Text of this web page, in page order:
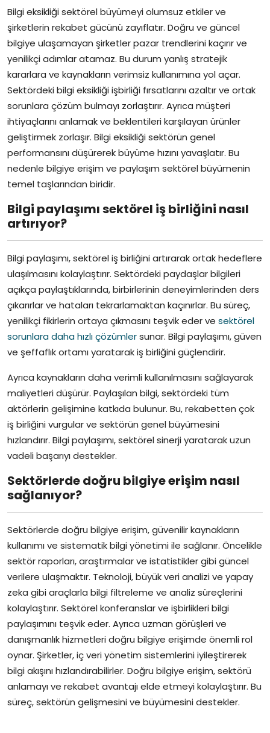
Bilgi eksikliği sektörel büyümeyi olumsuz etkiler ve
şirketlerin rekabet gücünü zayıflatır. Doğru ve güncel
bilgiye ulaşamayan şirketler pazar trendlerini kaçırır ve
yenilikçi adımlar atamaz. Bu durum yanlış stratejik
kararlara ve kaynakların verimsiz kullanımına yol açar.
Sektördeki bilgi eksikliği işbirliği fırsatlarını azaltır ve ortak
sorunlara çözüm bulmayı zorlaştırır. Ayrıca müşteri
ihtiyaçlarını anlamak ve beklentileri karşılayan ürünler
geliştirmek zorlaşır. Bilgi eksikliği sektörün genel
performansını düşürerek büyüme hızını yavaşlatır. Bu
nedenle bilgiye erişim ve paylaşım sektörel büyümenin
temel taşlarından biridir.
Bilgi paylaşımı sektörel iş birliğini nasıl
artırıyor?
Bilgi paylaşımı, sektörel iş birliğini artırarak ortak hedeflere
ulaşılmasını kolaylaştırır. Sektördeki paydaşlar bilgileri
açıkça paylaştıklarında, birbirlerinin deneyimlerinden ders
çıkarırlar ve hataları tekrarlamaktan kaçınırlar. Bu süreç,
yenilikçi fikirlerin ortaya çıkmasını teşvik eder ve sektörel
sorunlara daha hızlı çözümlersunar. Bilgi paylaşımı, güven
ve şeffaflık ortamı yaratarak iş birliğini güçlendirir.
Ayrıca kaynakların daha verimli kullanılmasını sağlayarak
maliyetleri düşürür. Paylaşılan bilgi, sektördeki tüm
aktörlerin gelişimine katkıda bulunur. Bu, rekabetten çok
iş birliğini vurgular ve sektörün genel büyümesini
hızlandırır. Bilgi paylaşımı, sektörel sinerji yaratarak uzun
vadeli başarıyı destekler.
Sektörlerde doğru bilgiye erişim nasıl
sağlanıyor?
Sektörlerde doğru bilgiye erişim, güvenilir kaynakların
kullanımı ve sistematik bilgi yönetimi ile sağlanır. Öncelikle
sektör raporları, araştırmalar ve istatistikler gibi güncel
verilere ulaşmaktır. Teknoloji, büyük veri analizi ve yapay
zeka gibi araçlarla bilgi filtreleme ve analiz süreçlerini
kolaylaştırır. Sektörel konferanslar ve işbirlikleri bilgi
paylaşımını teşvik eder. Ayrıca uzman görüşleri ve
danışmanlık hizmetleri doğru bilgiye erişimde önemli rol
oynar. Şirketler, iç veri yönetim sistemlerini iyileştirerek
bilgi akışını hızlandırabilirler. Doğru bilgiye erişim, sektörü
anlamayı ve rekabet avantajı elde etmeyi kolaylaştırır. Bu
süreç, sektörün gelişmesini ve büyümesini destekler.